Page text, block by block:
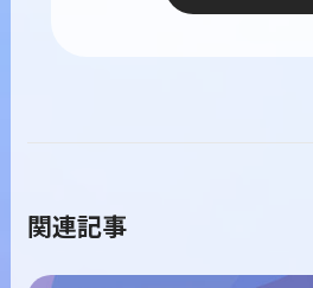
関連記事